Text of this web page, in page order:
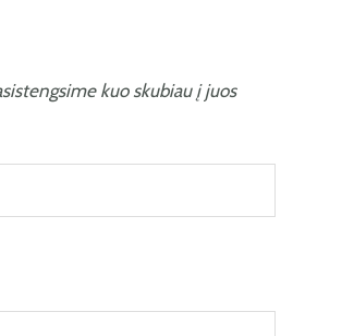
kuo skubiau į juos